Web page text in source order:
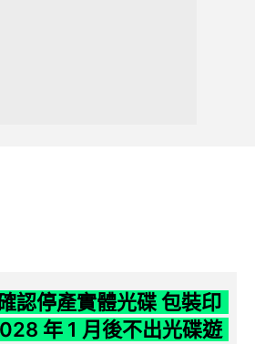
認停產實體光碟 包裝印
年 1 月後不出光碟遊